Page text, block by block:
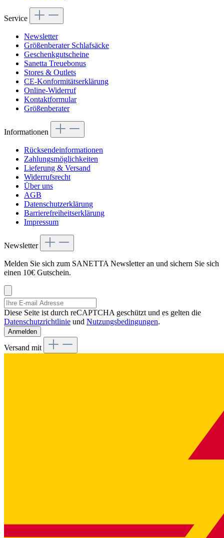
Service
Newsletter
Größenberater Schlafsäcke
Geschenkgutscheine
Sanetta Treuebonus
Stores & Outlets
CE-Konformitätserklärung
Online-Widerruf
Kontaktformular
Größenberater
Informationen
Rücksendeinformationen
Zahlungsmöglichkeiten
Lieferung & Versand
Widerrufsrecht
Über uns
AGB
Datenschutzerklärung
Barrierefreiheitserklärung
Impressum
Newsletter
Melden Sie sich zum SANETTA Newsletter an und sichern Sie sich
einen 10€ Gutschein.
Diese Seite ist durch reCAPTCHA geschützt und es gelten die
Datenschutzrichtlinie und Nutzungsbedingungen.
Anmelden
Versand mit